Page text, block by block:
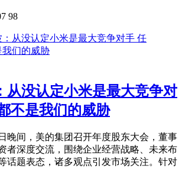
98
从没认定小米是最大竞争对
不是我们的威胁
晚间，美的集团召开年度股东大会，董事
者深度交流，围绕企业经营战略、未来布
话题表态，诸多观点引发市场关注。针对